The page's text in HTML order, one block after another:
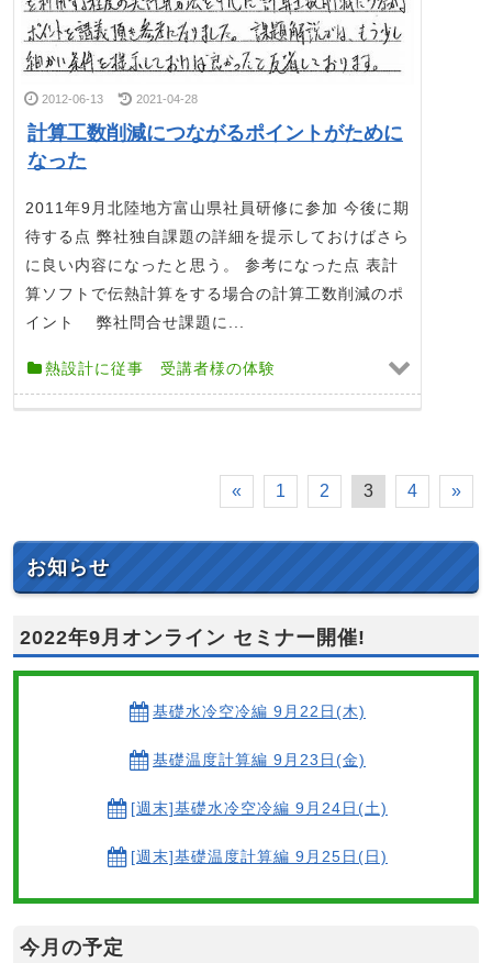
2012-06-13 2021-04-28
計算工数削減につながるポイントがために
なった
2011年9月北陸地方富山県社員研修に参加 今後に期
待する点 弊社独自課題の詳細を提示しておけばさら
に良い内容になったと思う。 参考になった点 表計
算ソフトで伝熱計算をする場合の計算工数削減のポ
イント 弊社問合せ課題に...
熱設計に従事 受講者様の体験
« 1 2 3 4 »
お知らせ
2022年9月オンライン セミナー開催!
基礎水冷空冷編 9月22日(木)
基礎温度計算編 9月23日(金)
[週末]基礎水冷空冷編 9月24日(土)
[週末]基礎温度計算編 9月25日(日)
今月の予定